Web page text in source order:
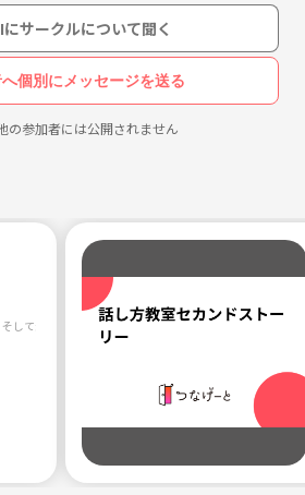
会員の女性講師の親切丁寧な指導で、基
よ〜✨
を広げて行く予定です。
ラーソングまで、幅広く覚えて歌うこと
にサークルについて聞く
個別にメッセージを送る
の参加者には公開されません